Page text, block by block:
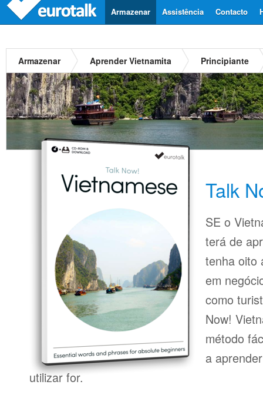
Contacto
Assistência
Armazenar
Armazenar Aprender Vietnamita Principiante
Talk
SE o
terá de
tenha oito
em
como
Now!
método
a
utilizar for.